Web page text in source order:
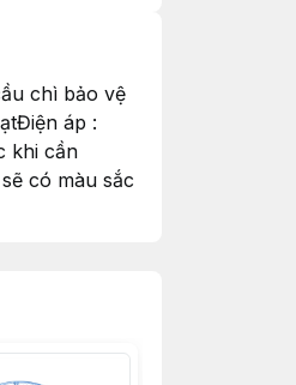
chì bảo vệ
áp :
khi cần
có màu sắc